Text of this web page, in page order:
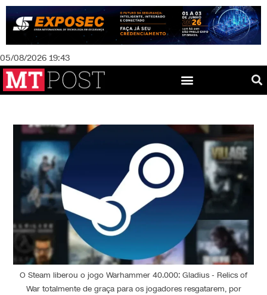
05/08/2026 19:43
O Steam liberou o jogo Warhammer 40.000: Gladius - Relics of
War totalmente de graça para os jogadores resgatarem, por